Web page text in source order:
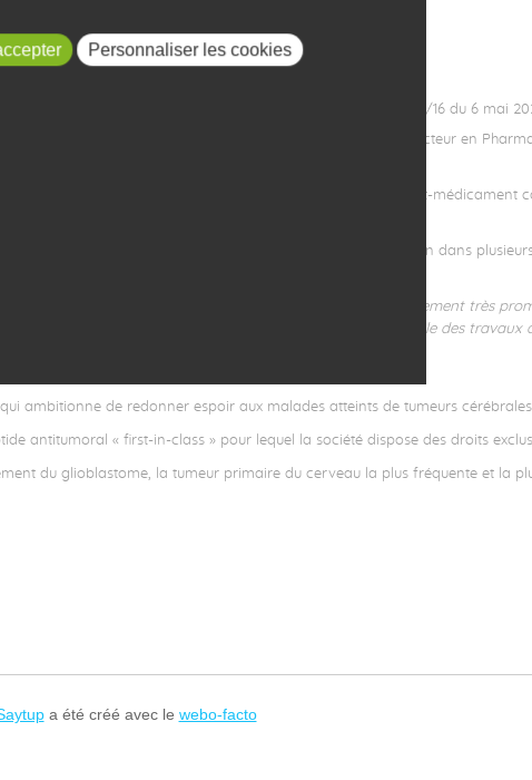
de la délivrance dans le Bulletin européen des brevets n° 29/16 du 6 mai
du Développement Pharmaceutique de GlioCure, et le Docteur en
« first-in-class » NFL-TBS.
, et protège ainsi le candidat-médicament
de ce brevet européen sont également en cours d’évaluation dans
par Paul Baldwin et Benjamin Bouchet. Elle est également très
majeur pour GlioCure car elle protège en Europe l’ensemble des travaux
ambitionne de redonner espoir aux malades atteints de tumeurs
antitumoral « first-in-class » pour lequel la société dispose des droits
du glioblastome, la tumeur primaire du cerveau la plus fréquente et la
a été créé avec le webo-facto
Personnaliser les cookies